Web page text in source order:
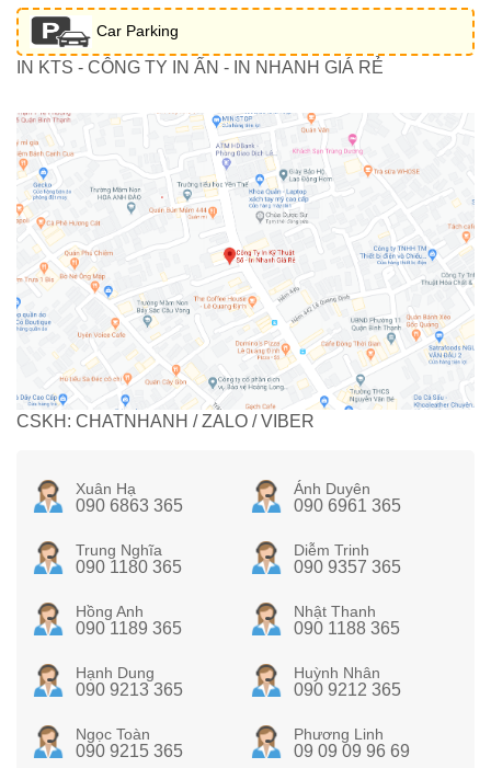
Car Parking
IN KTS - CÔNG TY IN ẤN - IN NHANH GIÁ RẺ
CSKH: CHATNHANH / ZALO / VIBER
Xuân Hạ
090 6863 365
Ánh Duyên
090 6961 365
Trung Nghĩa
090 1180 365
Diễm Trinh
090 9357 365
Hồng Anh
090 1189 365
Nhật Thanh
090 1188 365
Hạnh Dung
090 9213 365
Huỳnh Nhân
090 9212 365
Ngọc Toàn
090 9215 365
Phương Linh
09 09 09 96 69